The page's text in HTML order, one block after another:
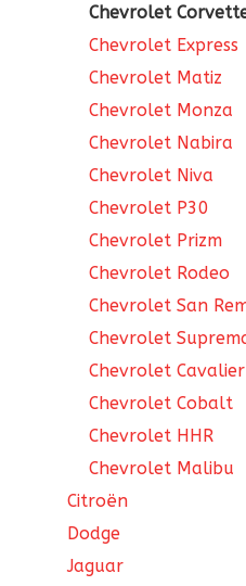
Chevrolet
Chevrolet Express
Chevrolet Matiz
Chevrolet Monza
Chevrolet Nabira
Chevrolet Niva
Chevrolet P30
Chevrolet Prizm
Chevrolet Rodeo
Chevrolet San
Chevrolet
Chevrolet Cavalier
Chevrolet Cobalt
Chevrolet HHR
Chevrolet Malibu
Citroën
Dodge
Jaguar